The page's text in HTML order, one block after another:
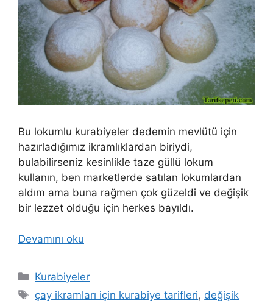
Bu lokumlu kurabiyeler dedemin mevlütü için
hazırladığımız ikramlıklardan biriydi,
bulabilirseniz kesinlikle taze güllü lokum
kullanın, ben marketlerde satılan lokumlardan
aldım ama buna rağmen çok güzeldi ve değişik
bir lezzet olduğu için herkes bayıldı.
Devamını oku
Kategoriler
Kurabiyeler
Etiketler
çay ikramları için kurabiye tarifleri, değişik